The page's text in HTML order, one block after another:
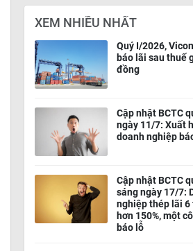
XEM NHIỀU NHẤT
Quý I/2026,
báo lãi sau thuế
đồng
Cập nhật BCTC
ngày 11/7: Xuất
doanh nghiệp
Cập nhật BCTC
sáng ngày 17/7:
nghiệp thép lãi
hơn 150%, một
báo lỗ